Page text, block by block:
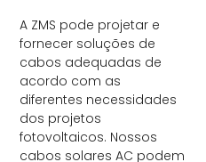
A ZMS pode projetar e
fornecer soluções de
cabos adequadas de
acordo com as
diferentes necessidades
dos projetos
fotovoltaicos. Nossos
cabos solares AC podem